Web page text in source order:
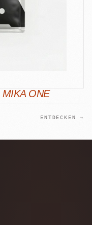
MIKA ONE
ENTDECKEN →